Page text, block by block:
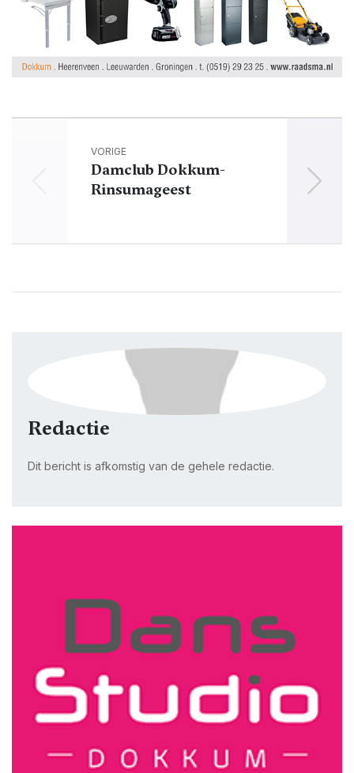
VORIGE
Damclub Dokkum-
Rinsumageest
het
Redactie
Dit bericht is afkomstig van de gehele redactie.